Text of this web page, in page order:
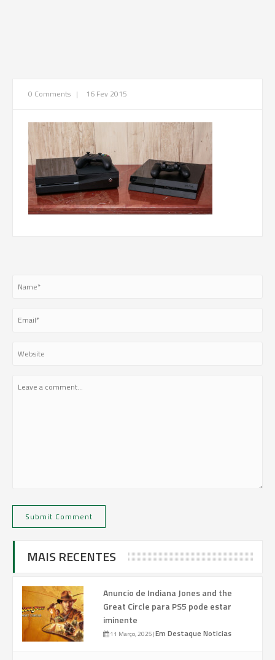
0 Comments | 16 Fev 2015
MAIS RECENTES
Anuncio de Indiana Jones and the
Great Circle para PS5 pode estar
iminente
11 Março, 2025|Em Destaque Noticias